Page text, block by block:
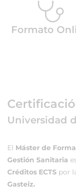
Formato
Universidad
El Máster de
Gestión Sanitaria
Créditos ECTS por
Gasteiz.